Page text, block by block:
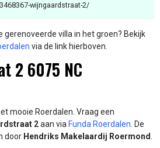
wijngaardstraat-2/
gerenoveerde villa in het groen? Bekijk
via de link hierboven.
2 6075 NC
mooie Roerdalen. Vraag een
2aan via Funda Roerdalen . De
door Hendriks Makelaardij Roermond